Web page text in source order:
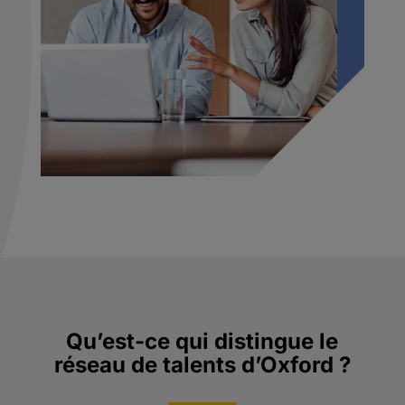
Qu’est-ce qui distingue le
réseau de talents d’Oxford ?